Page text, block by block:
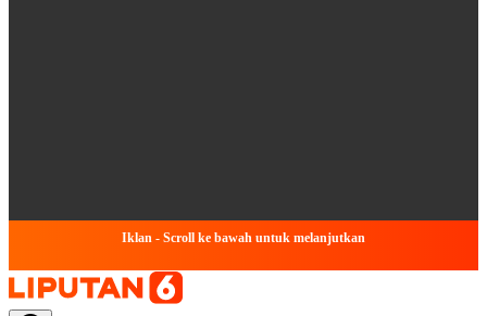
Iklan - Scroll ke bawah untuk melanjutkan